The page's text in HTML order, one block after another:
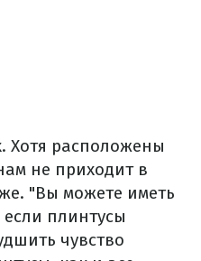
Хотя расположены
не приходит в
"Вы можете иметь
плинтусы
чувство